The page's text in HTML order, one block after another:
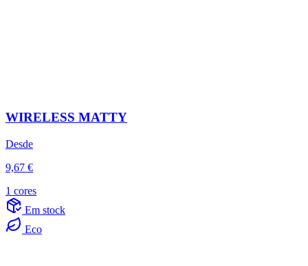
WIRELESS MATTY
Desde
9,67 €
1 cores
Em stock
Eco